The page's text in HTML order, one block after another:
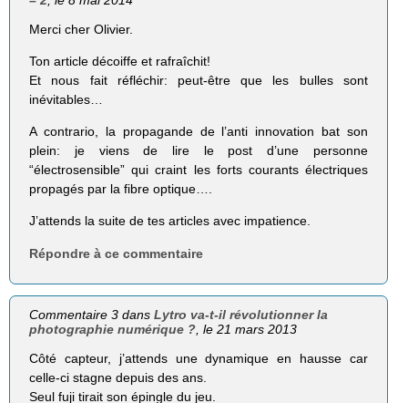
Merci cher Olivier.
Ton article décoiffe et rafraîchit!
Et nous fait réfléchir: peut-être que les bulles sont
inévitables…
A contrario, la propagande de l’anti innovation bat son
plein: je viens de lire le post d’une personne
“électrosensible” qui craint les forts courants électriques
propagés par la fibre optique….
J’attends la suite de tes articles avec impatience.
Répondre à ce commentaire
Commentaire 3 dansLytro va-t-il révolutionner la
photographie numérique ? , le 21 mars 2013
Côté capteur, j’attends une dynamique en hausse car
celle-ci stagne depuis des ans.
Seul fuji tirait son épingle du jeu.